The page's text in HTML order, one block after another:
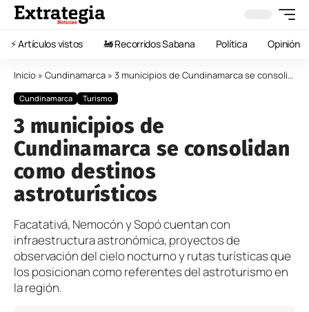
⚡️ Artículos vistos 🚂 Recorridos Sabana Política Opinión
Inicio » Cundinamarca » 3 municipios de Cundinamarca se consolidan como destinos astroturísticos
Cundinamarca Turismo
3 municipios de
Cundinamarca se consolidan
como destinos
astroturísticos
Facatativá, Nemocón y Sopó cuentan con
infraestructura astronómica, proyectos de
observación del cielo nocturno y rutas turísticas que
los posicionan como referentes del astroturismo en
la región.